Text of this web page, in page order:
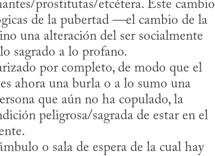
prostitutas/etcétera. Este cambio
de la pubertad —el cambio de la
una alteración del ser socialmente
sagrado a lo profano.
ahora una burla o a lo sumo una
que aún no ha copulado, la
peligrosa/sagrada de estar en el